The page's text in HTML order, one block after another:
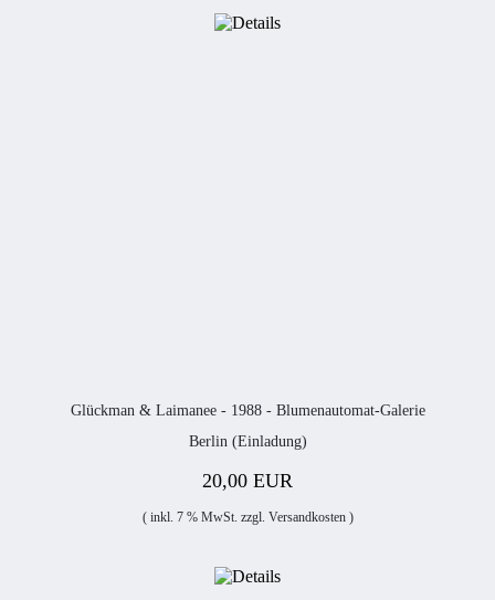
Glückman & Laimanee - 1988 - Blumenautomat-Galerie
Berlin (Einladung)
20,00 EUR
( inkl. 7 % MwSt. zzgl. Versandkosten)